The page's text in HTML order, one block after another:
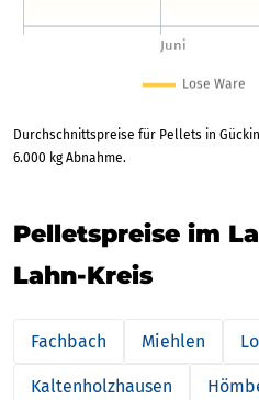
Durchschnittspreise für Pellets in
6.000 kg Abnahme.
Pelletspreise im
Lahn-Kreis
Fachbach Miehlen
Kaltenholzhausen